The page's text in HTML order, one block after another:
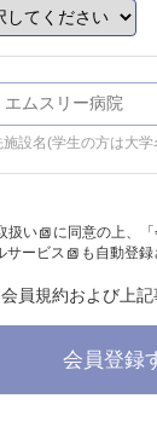
施設名(学生の方は大
扱い
に同意の上、
サービス も自動登
会員規約および上
会員登録